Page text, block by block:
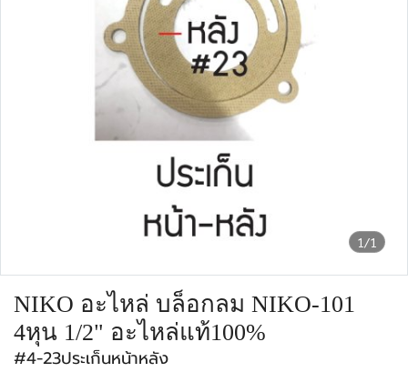
1/1
NIKO อะไหล่ บล็อกลม NIKO-101
4หุน 1/2" อะไหล่แท้100%
#4-23ประเก็นหน้าหลัง